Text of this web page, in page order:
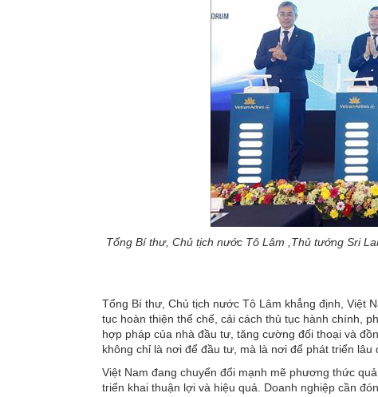
Tổng Bí thư, Chủ tịch nước Tô Lâm ,Thủ tướng Sri
Tổng Bí thư, Chủ tịch nước Tô Lâm khẳng định, Việt
tục hoàn thiện thể chế, cải cách thủ tục hành chính,
hợp pháp của nhà đầu tư, tăng cường đối thoại và
không chỉ là nơi để đầu tư, mà là nơi để phát triển lâu
Việt Nam đang chuyển đổi mạnh mẽ phương thức
triển khai thuận lợi và hiệu quả. Doanh nghiệp cần